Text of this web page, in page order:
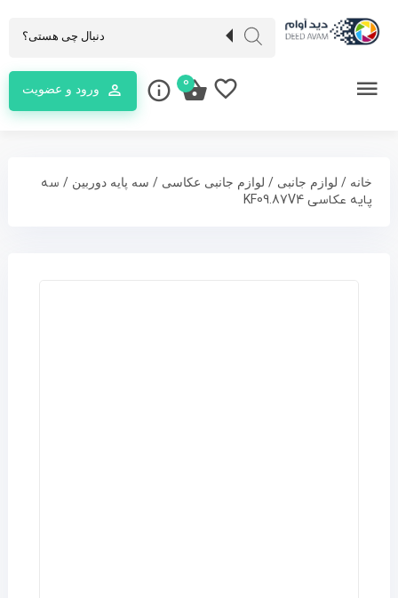
ورود و عضویت 0
خانه / لوازم جانبی / لوازم جانبی عکاسی / سه پایه دوربین / سه
پایه عکاسی KF09.87V4